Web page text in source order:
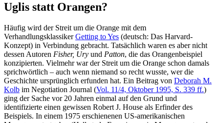
Uglis statt Orangen?
Häufig wird der Streit um die Orange mit dem
VerhandlungsklassikerGetting to Yes (deutsch: Das Harvard-
Konzept) in Verbindung gebracht. Tatsächlich waren es aber nicht
dessen Autoren Fisher, Ury und Patton, die das Orangenbeispiel
konzipierten. Vielmehr war der Streit um die Orange schon damals
sprichwörtlich – auch wenn niemand so recht wusste, wer die
Geschichte ursprünglich erfunden hat. Ein Beitrag von Deborah M.
Kolb im Negotiation Journal (Vol. 11/4, Oktober 1995, S. 339 ff.)
ging der Sache vor 20 Jahren einmal auf den Grund und
identifizierte einen gewissen Robert J. House als Erfinder des
Beispiels. In einem 1975 erschienenen US-amerikanischen